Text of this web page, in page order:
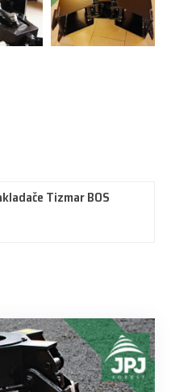
Tizmar BOS